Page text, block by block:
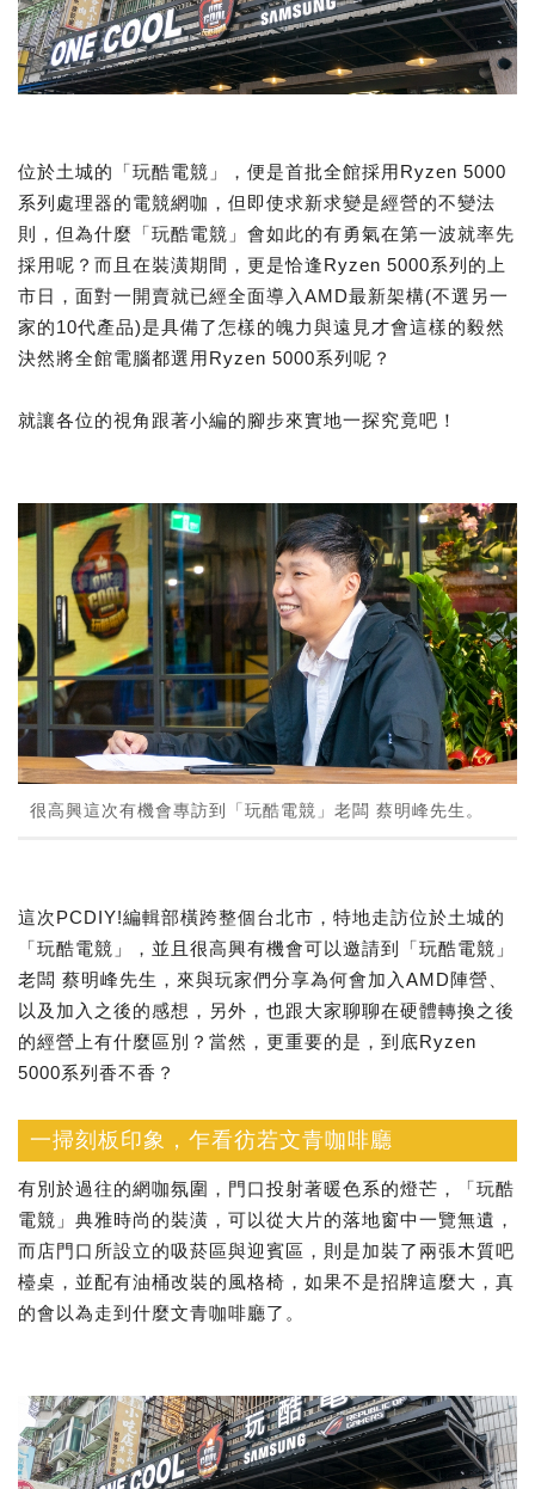
位於土城的「玩酷電競」，便是首批全館採用Ryzen 5000
系列處理器的電競網咖，但即使求新求變是經營的不變法
則，但為什麼「玩酷電競」會如此的有勇氣在第一波就率先
採用呢？而且在裝潢期間，更是恰逢Ryzen 5000系列的上
市日，面對一開賣就已經全面導入AMD最新架構(不選另一
家的10代產品)是具備了怎樣的魄力與遠見才會這樣的毅然
決然將全館電腦都選用Ryzen 5000系列呢？
就讓各位的視角跟著小編的腳步來實地一探究竟吧！
很高興這次有機會專訪到「玩酷電競」老闆 蔡明峰先生。
這次PCDIY!編輯部橫跨整個台北市，特地走訪位於土城的
「玩酷電競」，並且很高興有機會可以邀請到「玩酷電競」
老闆 蔡明峰先生，來與玩家們分享為何會加入AMD陣營、
以及加入之後的感想，另外，也跟大家聊聊在硬體轉換之後
的經營上有什麼區別？當然，更重要的是，到底Ryzen
5000系列香不香？
一掃刻板印象，乍看彷若文青咖啡廳
有別於過往的網咖氛圍，門口投射著暖色系的燈芒，「玩酷
電競」典雅時尚的裝潢，可以從大片的落地窗中一覽無遺，
而店門口所設立的吸菸區與迎賓區，則是加裝了兩張木質吧
檯桌，並配有油桶改裝的風格椅，如果不是招牌這麼大，真
的會以為走到什麼文青咖啡廳了。